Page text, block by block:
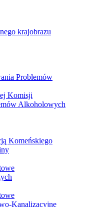
krajobrazu
Problemów
Komisji
Alkoholowych
Komeńskiego
Kanalizacyjne